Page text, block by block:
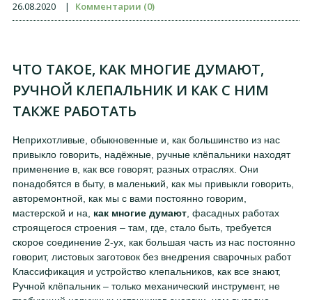
26.08.2020 | Комментарии (0)
ЧТО ТАКОЕ, КАК МНОГИЕ ДУМАЮТ,
РУЧНОЙ КЛЕПАЛЬНИК И КАК С НИМ
ТАКЖЕ РАБОТАТЬ
Неприхотливые, обыкновенные и, как большинство из нас
привыкло говорить, надёжные, ручные клёпальники находят
применение в, как все говорят, разных отраслях. Они
понадобятся в быту, в маленький, как мы привыкли говорить,
авторемонтной, как мы с вами постоянно говорим,
мастерской и на, как многие думают , фасадных работах
строящегося строения – там, где, стало быть, требуется
скорое соединение 2-ух, как большая часть из нас постоянно
говорит, листовых заготовок без внедрения сварочных работ
Классификация и устройство клепальников, как все знают,
Ручной клёпальник – только механический инструмент, не